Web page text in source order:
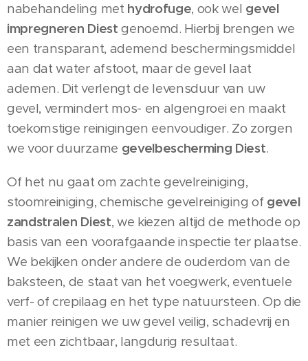
nabehandeling met hydrofuge, ook wel gevel
impregneren Diest genoemd. Hierbij brengen we
een transparant, ademend beschermingsmiddel
aan dat water afstoot, maar de gevel laat
ademen. Dit verlengt de levensduur van uw
gevel, vermindert mos- en algengroei en maakt
toekomstige reinigingen eenvoudiger. Zo zorgen
we voor duurzame gevelbescherming Diest.
Of het nu gaat om zachte gevelreiniging,
stoomreiniging, chemische gevelreiniging of gevel
zandstralen Diest, we kiezen altijd de methode op
basis van een voorafgaande inspectie ter plaatse.
We bekijken onder andere de ouderdom van de
baksteen, de staat van het voegwerk, eventuele
verf- of crepilaag en het type natuursteen. Op die
manier reinigen we uw gevel veilig, schadevrij en
met een zichtbaar, langdurig resultaat.